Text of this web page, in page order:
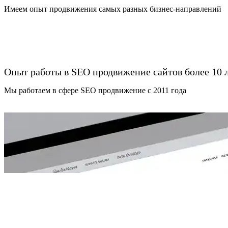
Имеем опыт продвижения самых разных бизнес-направлений
Опыт работы в SEO продвижение сайтов более 10
Мы работаем в сфере SEO продвижение с 2011 года